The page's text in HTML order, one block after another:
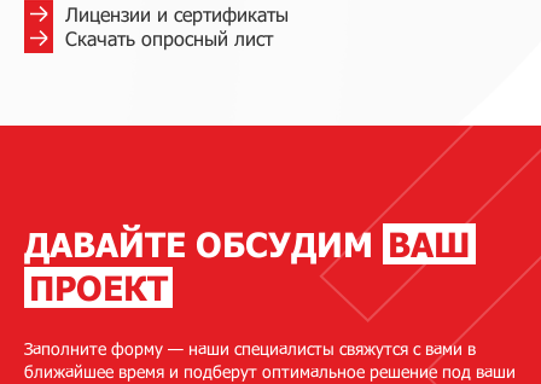
Лицензии и сертификаты
Скачать опросный лист
ДАВАЙТЕ ОБСУДИМ ВАШ
ПРОЕКТ
Заполните форму — наши специалисты свяжутся с вами в
ближайшее время и подберут оптимальное решение под ваши